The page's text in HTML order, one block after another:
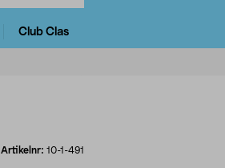
Club Clas
Artikelnr: 10-1-491